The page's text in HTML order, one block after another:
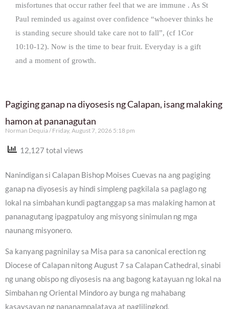
misfortunes that occur rather feel that we are immune . As St
Paul reminded us against over confidence “whoever thinks he
is standing secure should take care not to fall”, (cf 1Cor
10:10-12). Now is the time to bear fruit. Everyday is a gift
and a moment of growth.
Pagiging ganap na diyosesis ng Calapan, isang malaking
hamon at pananagutan
Norman Dequia Friday, August 7, 2026 5:18 pm
12,127 total views
Nanindigan si Calapan Bishop Moises Cuevas na ang pagiging
ganap na diyosesis ay hindi simpleng pagkilala sa paglago ng
lokal na simbahan kundi pagtanggap sa mas malaking hamon at
pananagutang ipagpatuloy ang misyong sinimulan ng mga
naunang misyonero.
Sa kanyang pagninilay sa Misa para sa canonical erection ng
Diocese of Calapan nitong August 7 sa Calapan Cathedral, sinabi
ng unang obispo ng diyosesis na ang bagong katayuan ng lokal na
Simbahan ng Oriental Mindoro ay bunga ng mahabang
kasaysayan ng pananampalataya at paglilingkod.